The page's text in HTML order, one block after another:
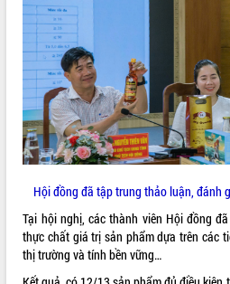
UBND tỉnh Đắk Lắk triển khai nhiệm
vụ 6 tháng cuối năm 2026
Kỳ họp thứ Hai, Hội đồng nhân dân
tỉnh khóa XI quyết nghị nhiều nội dung
quan trọng
Bí thư Tỉnh ủy Lương Nguyễn Minh
Triết thăm, tặng quà người có công với
cách mạng
Rà soát, hoàn thiện hệ thống thiết chế
văn hóa, thể thao đáp ứng yêu cầu
phát triển mới
Thường trực HĐND tỉnh Đắk Lắk gặp
mặt Đoàn chuyên gia y tế TP. Hồ Chí
Minh
ALBUM ẢNH
LIÊN KẾT WEB
Hội đồng đã tập trung thảo luận, đánh
Tại hội nghị, các thành viên Hội đồng
thực chất giá trị sản phẩm dựa trên các
thị trường và tính bền vững…